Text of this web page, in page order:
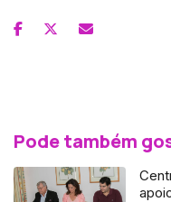
Pode também